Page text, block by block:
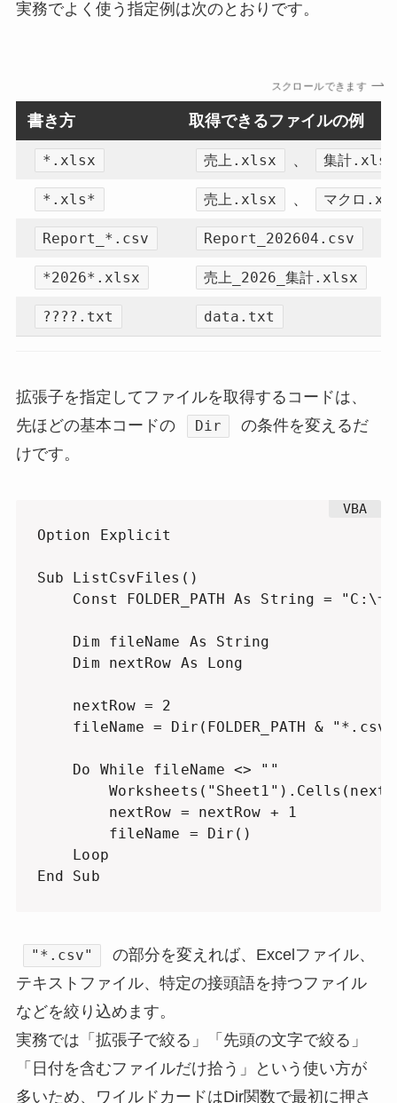
実務でよく使う指定例は次のとおりです。
スクロールできます
書き方 取得できるファイルの例
*.xlsx 売上.xlsx 、 集計.xlsx
*.xls* 売上.xlsx 、 マクロ
Report_*.csv Report_202604.csv
*2026*.xlsx 売上_2026_集計.xlsx
????.txt data.txt
拡張子を指定してファイルを取得するコードは、
先ほどの基本コードの
Dir
の条件を変えるだ
けです。
Option Explicit
Sub ListCsvFiles()
Const FOLDER_PATH As String = "C:\サ
    Dim fileName As String
    Dim nextRow As Long
    nextRow = 2
fileName = Dir(FOLDER_PATH &
    Do While fileName <> ""
        nextRow = nextRow + 1
        fileName = Dir()
    Loop
End Sub
"*.csv"
の部分を変えれば、Excelファイル、
テキストファイル、特定の接頭語を持つファイル
などを絞り込めます。
実務では「拡張子で絞る」「先頭の文字で絞る」
「日付を含むファイルだけ拾う」という使い方が
多いため、ワイルドカードはDir関数で最初に押さ